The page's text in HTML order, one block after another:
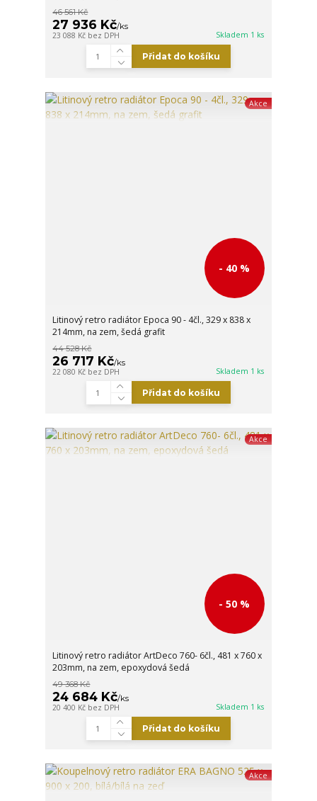
46 561 Kč
27 936 Kč/ks
23 088 Kč bez DPH Skladem 1 ks
Přidat do košíku
Akce
- 40 %
Litinový retro radiátor Epoca 90 - 4čl., 329 x 838 x
214mm, na zem, šedá grafit
44 528 Kč
26 717 Kč/ks
22 080 Kč bez DPH Skladem 1 ks
Přidat do košíku
Akce
- 50 %
Litinový retro radiátor ArtDeco 760- 6čl., 481 x 760 x
203mm, na zem, epoxydová šedá
49 368 Kč
24 684 Kč/ks
20 400 Kč bez DPH Skladem 1 ks
Přidat do košíku
Akce